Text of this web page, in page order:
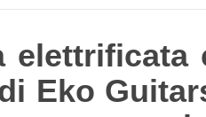
elettrificata
Eko